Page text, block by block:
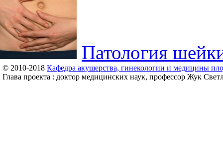
Патология
© 2010-2018 Кафедра акушерства, гинекологии и медицины
Глава проекта : доктор медицинских наук, профессор Жук